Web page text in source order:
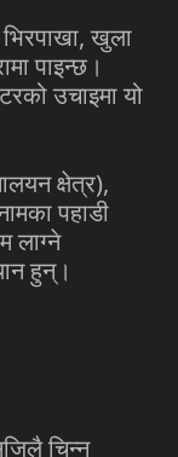
खुला
पाइन्छ।
उचाइमा यो
क्षेत्र),
पहाडी
लाग्ने
हुन्।
चिन्न